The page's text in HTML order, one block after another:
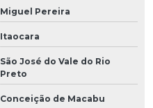
Miguel Pereira
Itaocara
São José do Vale do Rio
Preto
Conceição de Macabu